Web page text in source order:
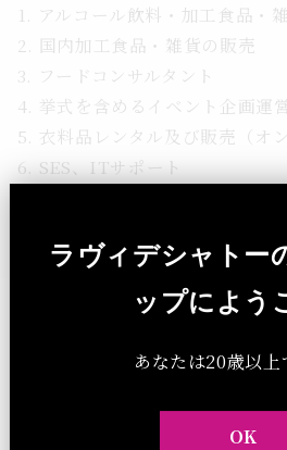
1. アルコール飲料・加工食品・
2. 国内加工食品・雑貨の販売
3. フードコンサルタント
4. 挙式を含めるイベント企画運
5. 衣料品レンタル及び販売（オ
6. SES、ITサポート
ラヴィデシャトー
ップによう
あなたは20歳以上
OK